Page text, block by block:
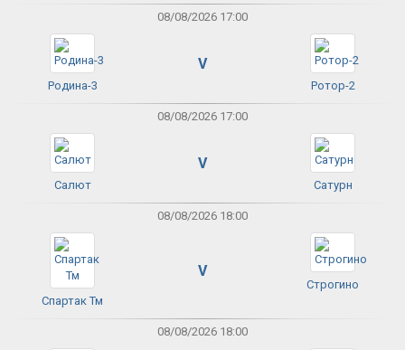
08/08/2026 17:00
Родина-3
V
Ротор-2
08/08/2026 17:00
Салют
V
Сатурн
08/08/2026 18:00
Спартак Тм
V
Строгино
08/08/2026 18:00